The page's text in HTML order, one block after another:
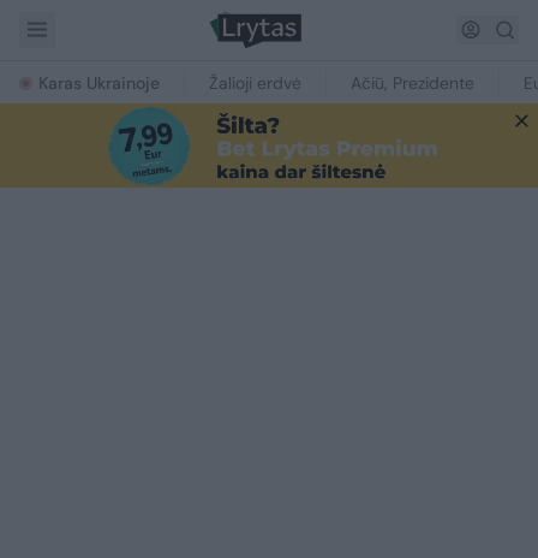
Karas Ukrainoje Žalioji erdvė Ačiū, Prezidente